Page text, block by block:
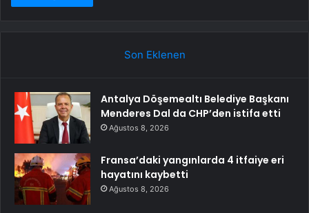
Son Eklenen
Antalya Döşemealtı Belediye Başkanı
Menderes Dal da CHP’den istifa etti
Ağustos 8, 2026
Fransa’daki yangınlarda 4 itfaiye eri
hayatını kaybetti
Ağustos 8, 2026